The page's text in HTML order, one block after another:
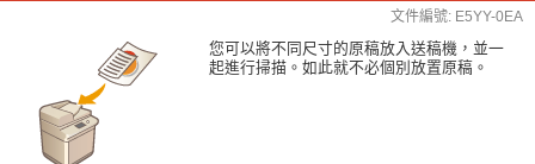
文件編號: E5YY-0EA
您可以將不同尺寸的原稿放入送稿機，並一
起進行掃描。如此就不必個別放置原稿。